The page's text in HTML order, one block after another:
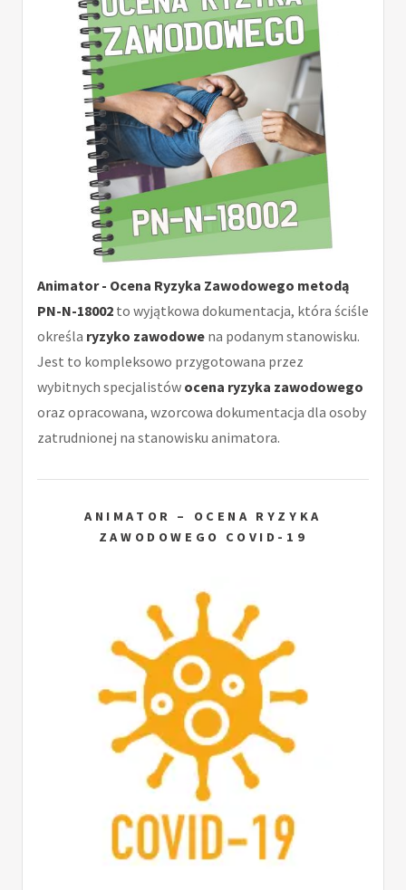
Animator - Ocena Ryzyka Zawodowego metodą
PN-N-18002 to wyjątkowa dokumentacja, która ściśle
określa ryzyko zawodowe na podanym stanowisku.
Jest to kompleksowo przygotowana przez
wybitnych specjalistów ocena ryzyka zawodowego
oraz opracowana, wzorcowa dokumentacja dla osoby
zatrudnionej na stanowisku animatora.
ANIMATOR – OCENA RYZYKA
ZAWODOWEGO COVID-19